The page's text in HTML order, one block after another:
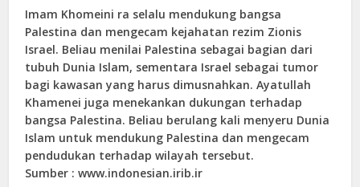
Imam Khomeini ra selalu mendukung bangsa
Palestina dan mengecam kejahatan rezim Zionis
Israel. Beliau menilai Palestina sebagai bagian dari
tubuh Dunia Islam, sementara Israel sebagai tumor
bagi kawasan yang harus dimusnahkan. Ayatullah
Khamenei juga menekankan dukungan terhadap
bangsa Palestina. Beliau berulang kali menyeru Dunia
Islam untuk mendukung Palestina dan mengecam
pendudukan terhadap wilayah tersebut.
Sumber : www.indonesian.irib.ir